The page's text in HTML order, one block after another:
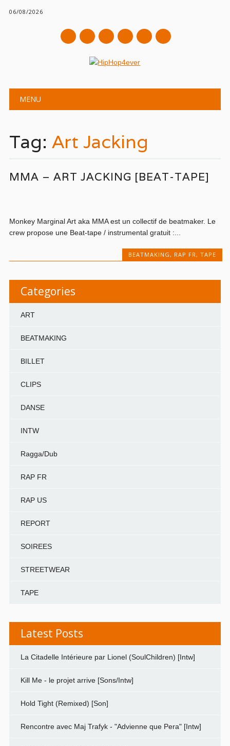
06/08/2026
mail
Main menu
MENU
Tag: Art Jacking
MMA – ART JACKING [BEAT-TAPE]
Monkey Marginal Art aka MMA est un collectif de beatmaker. Le
crew propose une Beat-tape / instrumental gratuit :...
BEATMAKING, RAP FR, TAPE
Categories
ART
BEATMAKING
BILLET
CLIPS
DANSE
INTW
Ragga/Dub
RAP FR
RAP US
REPORT
SOIREES
STREETWEAR
TAPE
Latest Posts
La Citadelle Intérieure par Lionel (SoulChildren) [Intw]
Kill Me - le projet arrive [Sons/Intw]
Hold Tight (Remixed) [Son]
Rencontre avec Maj Trafyk - "Advienne que Pera" [Intw]